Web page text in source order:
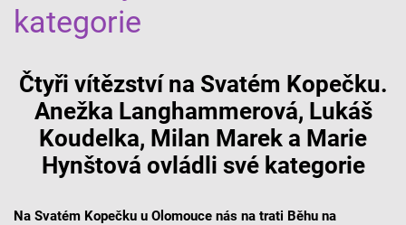
kategorie
Čtyři vítězství na Svatém Kopečku.
Anežka Langhammerová, Lukáš
Koudelka, Milan Marek a Marie
Hynštová ovládli své kategorie
Na Svatém Kopečku u Olomouce nás na trati Běhu na